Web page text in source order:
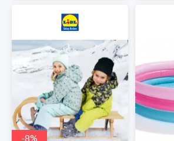
-8%